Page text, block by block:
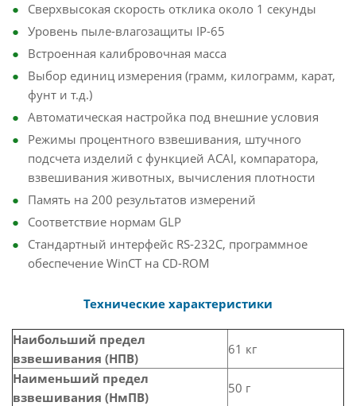
Сверхвысокая скорость отклика около 1 секунды
Уровень пыле-влагозащиты IP-65
Встроенная калибровочная масса
Выбор единиц измерения (грамм, килограмм, карат,
фунт и т.д.)
Автоматическая настройка под внешние условия
Режимы процентного взвешивания, штучного
подсчета изделий с функцией ACAI, компаратора,
взвешивания животных, вычисления плотности
Память на 200 результатов измерений
Соответствие нормам GLP
Стандартный интерфейс RS-232С, программное
обеспечение WinCT на CD-ROM
Технические характеристики
Наибольший предел
взвешивания (НПВ)
61 кг
Наименьший предел
взвешивания (НмПВ)
50 г